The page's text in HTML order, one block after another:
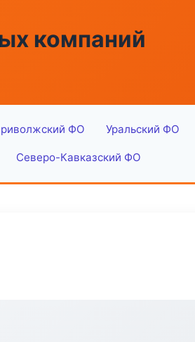
компаний
ФО Уральский ФО
Северо-Кавказский ФО